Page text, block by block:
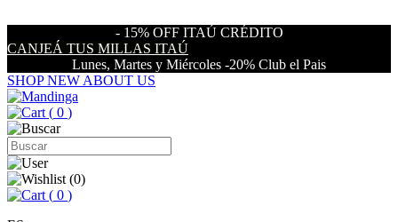
- 15% OFF ITAÚ CRÉDITO
CANJEÁ TUS MILLAS ITAÚ
Lunes, Martes y Miércoles -20% Club el Pais
SHOP NEW ABOUT US
( 0 )
(0)
( 0 )